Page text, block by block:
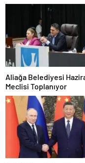
Aliağa Belediyesi
Meclisi Toplanıyor